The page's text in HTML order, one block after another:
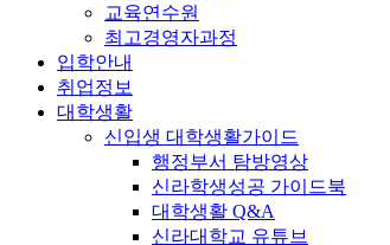
교육연수원
최고경영자과정
입학안내
취업정보
대학생활
신입생 대학생활가이드
행정부서 탐방영상
신라학생성공 가이드북
대학생활 Q&A
신라대학교 유튜브